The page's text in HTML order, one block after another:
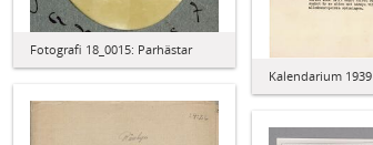
Fotografi 18_0015: Parhästar
Kalendarium 1939